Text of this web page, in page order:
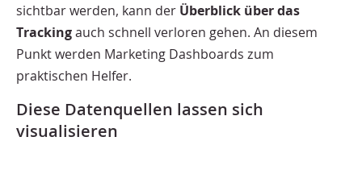
sichtbar werden, kann der Überblick über das
Trackingauch schnell verloren gehen. An diesem
Punkt werden Marketing Dashboards zum
praktischen Helfer.
Diese Datenquellen lassen sich
visualisieren